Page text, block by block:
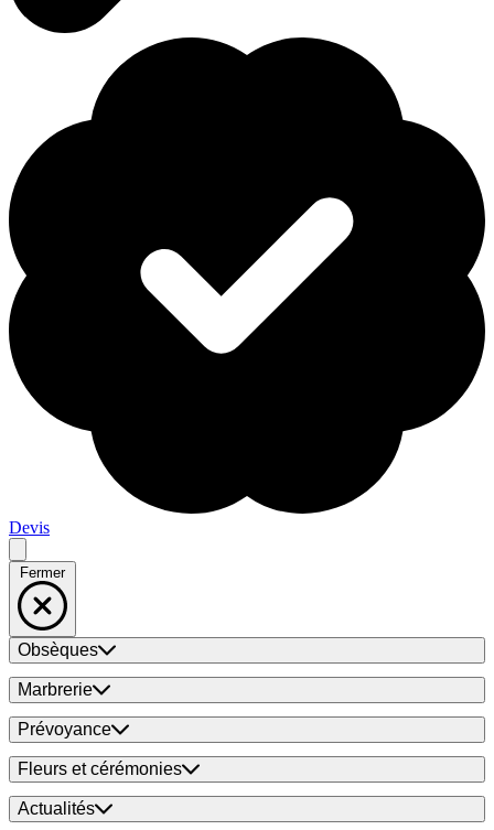
Devis
Fermer
Obsèques
Marbrerie
Prévoyance
Fleurs et cérémonies
Actualités